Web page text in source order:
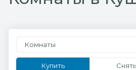
Комнаты
Купить Снять